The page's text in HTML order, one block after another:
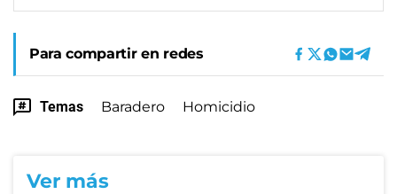
Para compartir en redes
Temas Baradero Homicidio
Ver más